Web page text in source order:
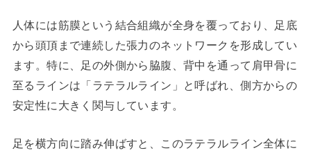
人体には筋膜という結合組織が全身を覆っており、足底
から頭頂まで連続した張力のネットワークを形成してい
ます。特に、足の外側から脇腹、背中を通って肩甲骨に
至るラインは「ラテラルライン」と呼ばれ、側方からの
安定性に大きく関与しています。
足を横方向に踏み伸ばすと、このラテラルライン全体に